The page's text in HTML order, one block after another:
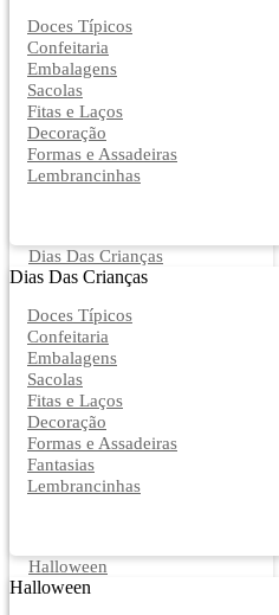
Doces Típicos
Confeitaria
Embalagens
Sacolas
Fitas e Laços
Decoração
Formas e Assadeiras
Lembrancinhas
Dias Das Crianças
Dias Das Crianças
Doces Típicos
Confeitaria
Embalagens
Sacolas
Fitas e Laços
Decoração
Formas e Assadeiras
Fantasias
Lembrancinhas
Halloween
Halloween